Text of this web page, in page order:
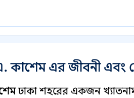
এর জীবনী এবং
ঢাকা শহরের একজন